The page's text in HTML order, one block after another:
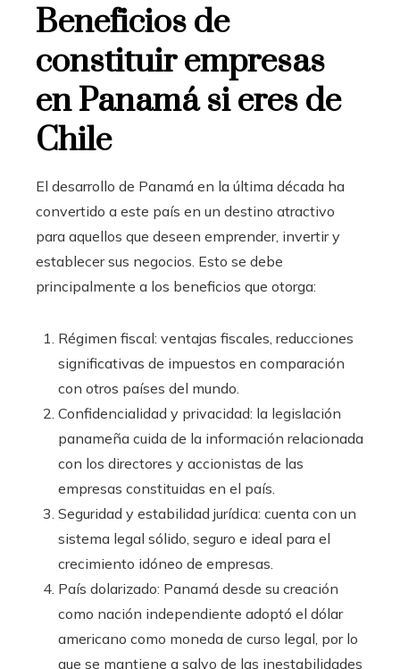
Beneficios de
constituir empresas
en Panamá si eres de
Chile
El desarrollo de Panamá en la última década ha
convertido a este país en un destino atractivo
para aquellos que deseen emprender, invertir y
establecer sus negocios. Esto se debe
principalmente a los beneficios que otorga:
Régimen fiscal: ventajas fiscales, reducciones
significativas de impuestos en comparación
con otros países del mundo.
Confidencialidad y privacidad: la legislación
panameña cuida de la información relacionada
con los directores y accionistas de las
empresas constituidas en el país.
Seguridad y estabilidad jurídica: cuenta con un
sistema legal sólido, seguro e ideal para el
crecimiento idóneo de empresas.
País dolarizado: Panamá desde su creación
como nación independiente adoptó el dólar
americano como moneda de curso legal, por lo
que se mantiene a salvo de las inestabilidades